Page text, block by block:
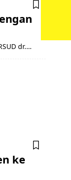
dr.…
ke